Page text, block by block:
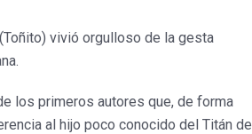
vivió orgulloso de la gesta
los primeros autores que, de forma
al hijo poco conocido del Titán de